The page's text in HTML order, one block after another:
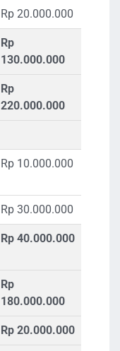
Rp 20.000.000
Rp
130.000.000
Rp
220.000.000
Rp 10.000.000
Rp 30.000.000
Rp 40.000.000
Rp
180.000.000
Rp 20.000.000